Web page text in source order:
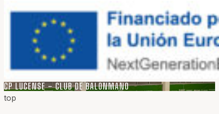
CP LUCENSE – CLUB DE BALONMANO
top